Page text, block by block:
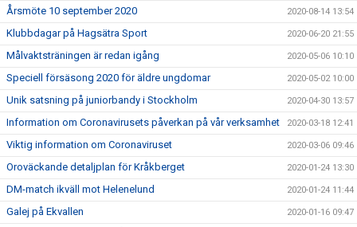
Årsmöte 10 september 2020 2020-08-14 13:54
Klubbdagar på Hagsätra Sport 2020-06-20 21:55
Målvaktsträningen är redan igång 2020-05-06 10:10
Speciell försäsong 2020 för äldre ungdomar 2020-05-02 10:00
Unik satsning på juniorbandy i Stockholm 2020-04-30 13:57
Information om Coronavirusets påverkan på vår verksamhet 2020-03-18 12:41
Viktig information om Coronaviruset 2020-03-06 09:46
Oroväckande detaljplan för Kråkberget 2020-01-24 13:30
DM-match ikväll mot Helenelund 2020-01-24 11:44
Galej på Ekvallen 2020-01-16 09:47